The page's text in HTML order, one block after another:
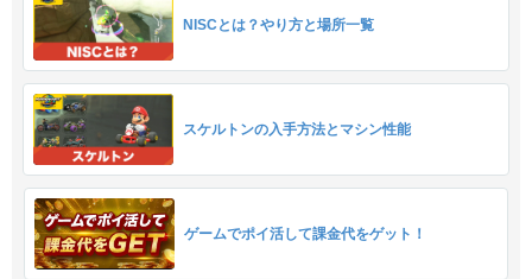
NISCとは？やり方と場所一覧
スケルトンの入手方法とマシン性能
ゲームでポイ活して課金代をゲット！